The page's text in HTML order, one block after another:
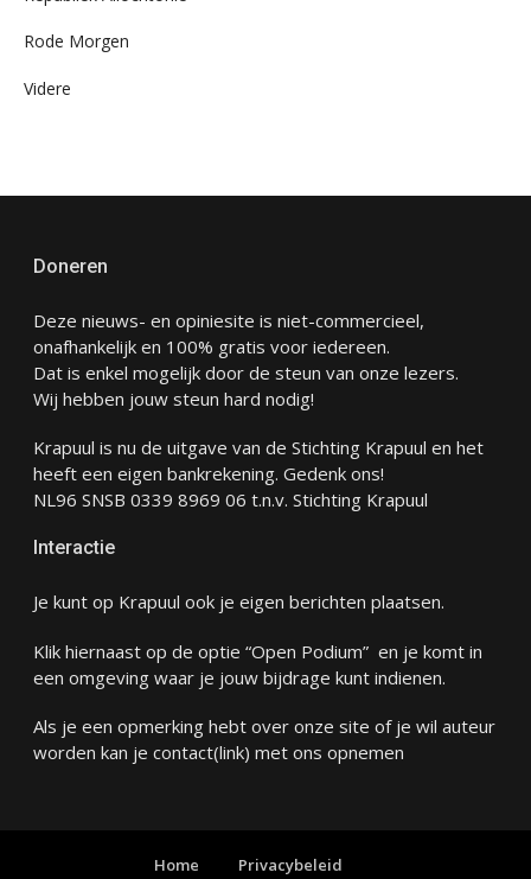
Rode Morgen
Videre
Doneren
Deze nieuws- en opiniesite is niet-commercieel,
onafhankelijk en 100% gratis voor iedereen.
Dat is enkel mogelijk door de steun van onze lezers.
Wij hebben jouw steun hard nodig!
Krapuul is nu de uitgave van de Stichting Krapuul en het
heeft een eigen bankrekening. Gedenk ons!
NL96 SNSB 0339 8969 06 t.n.v. Stichting Krapuul
Interactie
Je kunt op Krapuul ook je eigen berichten plaatsen.
Klik hiernaast op de optie “Open Podium” en je komt in
een omgeving waar je jouw bijdrage kunt indienen.
Als je een opmerking hebt over onze site of je wil auteur
worden kan je contact(link) met ons opnemen
Home Privacybeleid